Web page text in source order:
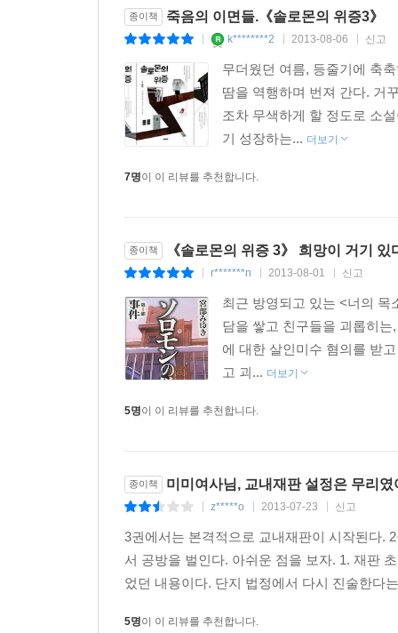
되었다. 혐의를 전면 부정하는 가해자, 진상을 밝
익명 설문조사와 인터뷰 등을 통해 가해자들의
내 소설이 백 퍼센트 픽션은 아니라는 것을 알았
문제가 완전히 해결되어 이 소설이 꼭 옛날 이
없죠”라는 말을 덧붙이기도 했다.
이처럼 『솔로몬의 위증』은 미야베 미유키의
세심하게 표현되어 있어 그중 누구를 주인공으
대한 따뜻한 시선을 잃지 않는 미야베 미유키만이
특출한 미스터리는 두 번의 독서를 부른다. 엄청
없다. 마지막에 준비된 반전을 만난 독자는 다시
이야기를 전개하고 그것을 엮어나가는 필력에 감
_요미우리 신문
종이책 죽음의 이면들.《솔로몬의 위증3》
k********2 2013-08-06 신고
무더웠던 여름, 등줄기에 축
땀을 역행하며 번져 간다. 거
조차 무색하게 할 정도로 소
기 성장하는... 더보기
7명이 이 리뷰를 추천합니다.
종이책 《솔로몬의 위증 3》 희망이 거기
r*******n 2013-08-01 신고
최근 방영되고 있는 <너의 목
담을 쌓고 친구들을 괴롭히
에 대한 살인미수 혐의를 받
고 괴... 더보기
5명이 이 리뷰를 추천합니다.
종이책 미미여사님, 교내재판 설정은 무리였
z*****o 2013-07-23 신고
3권에서는 본격적으로 교내재판이 시작된다.
서 공방을 벌인다. 아쉬운 점을 보자. 1. 재판
었던 내용이다. 단지 법정에서 다시 진술한다
5명이 이 리뷰를 추천합니다.